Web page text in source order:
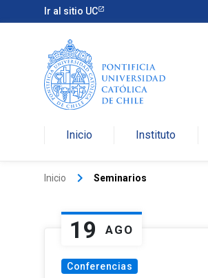
Ir al sitio UC
Inicio Instituto
Inicio keyboard_arrow_right Seminarios
19 AGO
Conferencias